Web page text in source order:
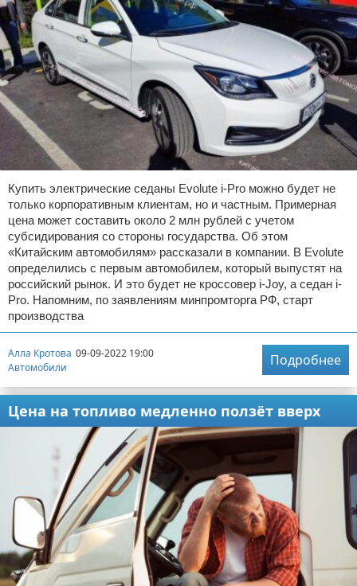
Купить электрические седаны Evolute i-Pro можно будет не
только корпоративным клиентам, но и частным. Примерная
цена может составить около 2 млн рублей с учетом
субсидирования со стороны государства. Об этом
«Китайским автомобилям» рассказали в компании. В Evolute
определились с первым автомобилем, который выпустят на
российский рынок. И это будет не кроссовер i-Joy, а седан i-
Pro. Напомним, по заявлениям минпромторга РФ, старт
производства
Алла Кротова 09-09-2022 19:00
Автомобили
Подробнее
Цена на топливо медленно ползёт вверх